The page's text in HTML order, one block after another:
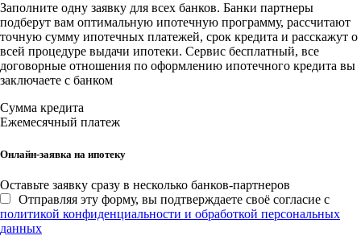
Заполните одну заявку для всех банков. Банки партнеры
подберут вам оптимальную ипотечную программу, рассчитают
точную сумму ипотечных платежей, срок кредита и расскажут о
всей процедуре выдачи ипотеки. Сервис бесплатный, все
договорные отношения по оформлению ипотечного кредита вы
заключаете с банком
Сумма кредита
Ежемесячный платеж
Онлайн-заявка на ипотеку
Оставьте заявку сразу в несколько банков-партнеров
Отправляя эту форму, вы подтверждаете своё согласие с
политикой конфиденциальности и обработкой персональных
данных